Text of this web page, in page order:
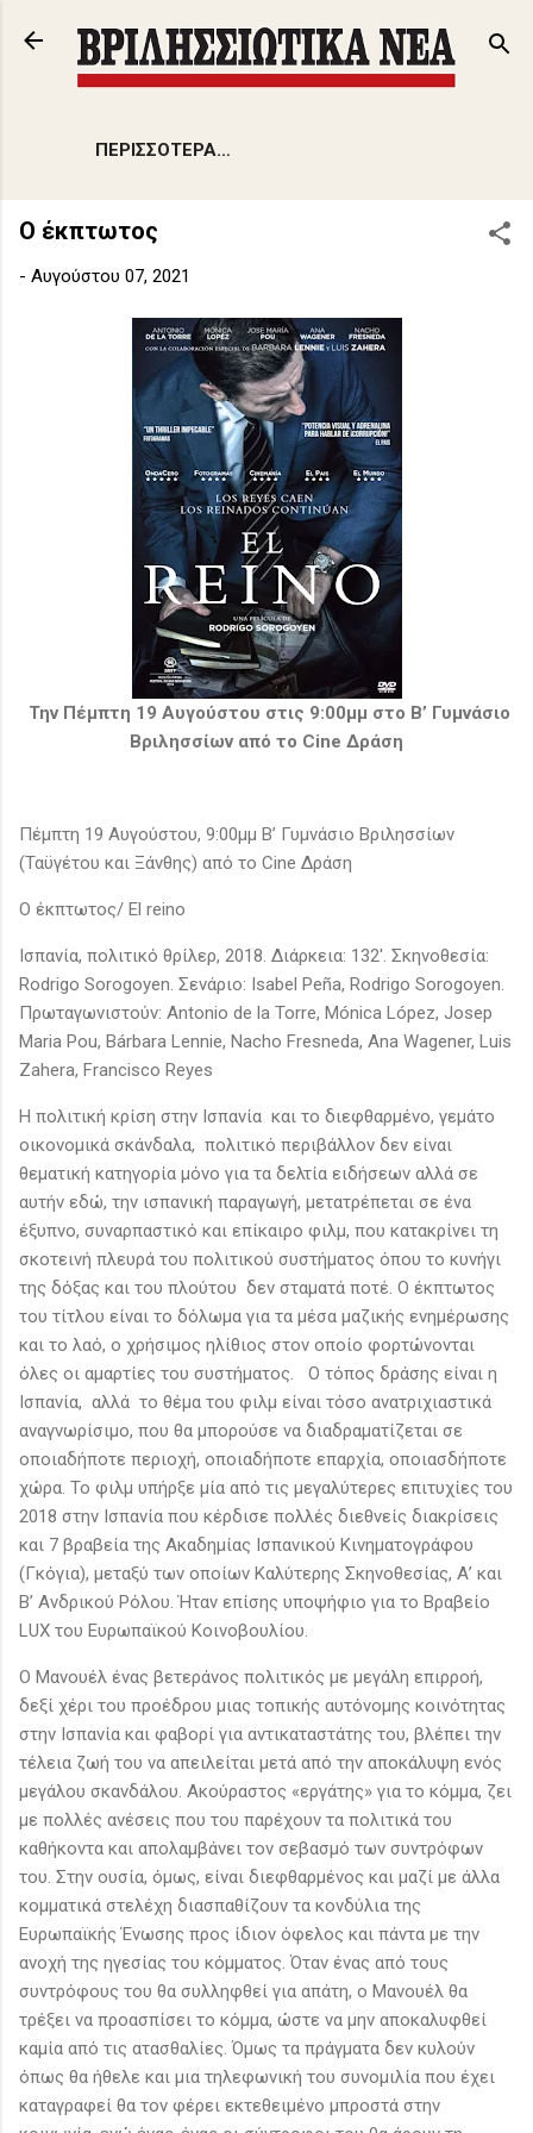
Μετάβαση στο κύριο περιεχόμενο
ΠΕΡΙΣΣΌΤΕΡΑ…
Ο έκπτωτος
- Αυγούστου 07, 2021
Την Πέμπτη 19 Αυγούστου στις 9:00μμ στο B’ Γυμνάσιο
Βριλησσίων από το Cine Δράση
Πέμπτη 19 Αυγούστου, 9:00μμ B’ Γυμνάσιο Βριλησσίων
(Ταϋγέτου και Ξάνθης) από το Cine Δράση
Ο έκπτωτος/ El reino
Ισπανία, πολιτικό θρίλερ, 2018. Διάρκεια: 132'. Σκηνοθεσία:
Rodrigo Sorogoyen. Σενάριο: Isabel Peña, Rodrigo Sorogoyen.
Πρωταγωνιστούν: Antonio de la Torre, Mónica López, Josep
Maria Pou, Bárbara Lennie, Nacho Fresneda, Ana Wagener, Luis
Zahera, Francisco Reyes
Η πολιτική κρίση στην Ισπανία και το διεφθαρμένο, γεμάτο
οικονομικά σκάνδαλα, πολιτικό περιβάλλον δεν είναι
θεματική κατηγορία μόνο για τα δελτία ειδήσεων αλλά σε
αυτήν εδώ, την ισπανική παραγωγή, μετατρέπεται σε ένα
έξυπνο, συναρπαστικό και επίκαιρο φιλμ, που κατακρίνει τη
σκοτεινή πλευρά του πολιτικού συστήματος όπου το κυνήγι
της δόξας και του πλούτου δεν σταματά ποτέ. Ο έκπτωτος
του τίτλου είναι το δόλωμα για τα μέσα μαζικής ενημέρωσης
και το λαό, ο χρήσιμος ηλίθιος στον οποίο φορτώνονται
όλες οι αμαρτίες του συστήματος. Ο τόπος δράσης είναι η
Ισπανία, αλλά το θέμα του φιλμ είναι τόσο ανατριχιαστικά
αναγνωρίσιμο, που θα μπορούσε να διαδραματίζεται σε
οποιαδήποτε περιοχή, οποιαδήποτε επαρχία, οποιασδήποτε
χώρα. Το φιλμ υπήρξε μία από τις μεγαλύτερες επιτυχίες του
2018 στην Ισπανία που κέρδισε πολλές διεθνείς διακρίσεις
και 7 βραβεία της Ακαδημίας Ισπανικού Κινηματογράφου
(Γκόγια), μεταξύ των οποίων Καλύτερης Σκηνοθεσίας, Α’ και
Β’ Ανδρικού Ρόλου. Ήταν επίσης υποψήφιο για το Βραβείο
LUX του Ευρωπαϊκού Κοινοβουλίου.
Ο Μανουέλ ένας βετεράνος πολιτικός με μεγάλη επιρροή,
δεξί χέρι του προέδρου μιας τοπικής αυτόνομης κοινότητας
στην Ισπανία και φαβορί για αντικαταστάτης του, βλέπει την
τέλεια ζωή του να απειλείται μετά από την αποκάλυψη ενός
μεγάλου σκανδάλου. Ακούραστος «εργάτης» για το κόμμα, ζει
με πολλές ανέσεις που του παρέχουν τα πολιτικά του
καθήκοντα και απολαμβάνει τον σεβασμό των συντρόφων
του. Στην ουσία, όμως, είναι διεφθαρμένος και μαζί με άλλα
κομματικά στελέχη διασπαθίζουν τα κονδύλια της
Ευρωπαϊκής Ένωσης προς ίδιον όφελος και πάντα με την
ανοχή της ηγεσίας του κόμματος. Όταν ένας από τους
συντρόφους του θα συλληφθεί για απάτη, ο Μανουέλ θα
τρέξει να προασπίσει το κόμμα, ώστε να μην αποκαλυφθεί
καμία από τις ατασθαλίες. Όμως τα πράγματα δεν κυλούν
όπως θα ήθελε και μια τηλεφωνική του συνομιλία που έχει
καταγραφεί θα τον φέρει εκτεθειμένο μπροστά στην